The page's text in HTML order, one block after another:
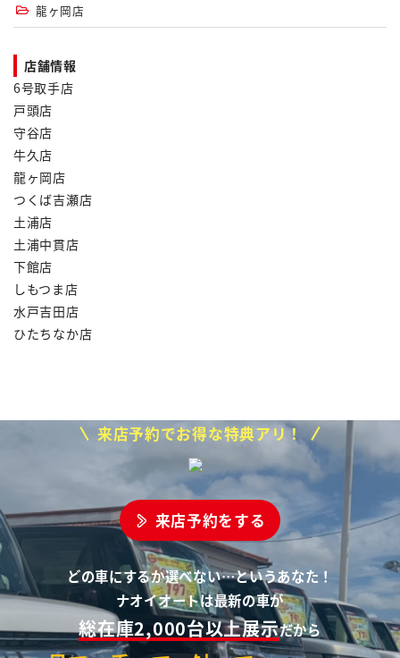
龍ヶ岡店
店舗情報
6号取手店
戸頭店
守谷店
牛久店
龍ヶ岡店
つくば吉瀬店
土浦店
土浦中貫店
下館店
しもつま店
水戸吉田店
ひたちなか店
来店予約でお得な特典アリ！
来店予約をする
どの車にするか選べない…というあなた！
ナオイオートは最新の車が
総在庫2,000台以上展示だから